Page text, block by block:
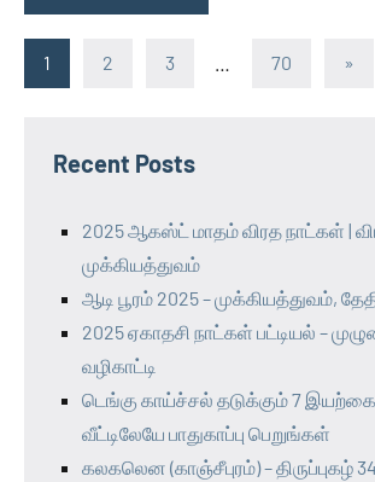
Posts
1 2 3 70
Next
»
Recent Posts
2025 ஆகஸ்ட் மாதம் விரத நாட்கள் |
முக்கியத்துவம்
ஆடி பூரம் 2025 – முக்கியத்துவம்,
2025 ஏகாதசி நாட்கள் பட்டியல் –
வழிகாட்டி
டெங்கு காய்ச்சல் தடுக்கும் 7
வீட்டிலேயே பாதுகாப்பு பெறுங்கள்
கலகலென (காஞ்சீபுரம்) – திருப்புகழ்